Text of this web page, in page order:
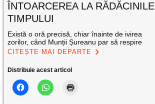
ÎNTOARCEREA LA RĂDĂCINILE
TIMPULUI
Există o oră precisă, chiar înainte de ivirea
zorilor, când Munții Șureanu par să respire
CITEȘTE MAI DEPARTE
Distribuie acest articol